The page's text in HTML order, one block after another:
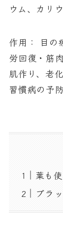
ウム、カリ
作用：
目の
労回復・筋
肌作り、老
習慣病の予
葉も
ブラ